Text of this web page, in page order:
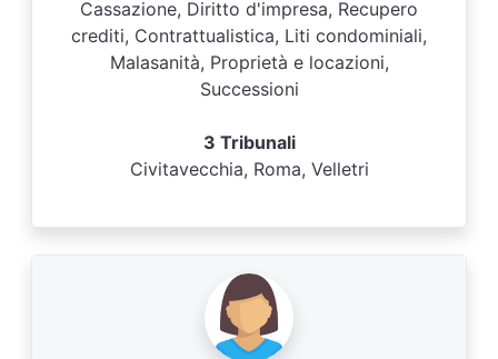
Cassazione, Diritto d'impresa, Recupero
crediti, Contrattualistica, Liti condominiali,
Malasanità, Proprietà e locazioni,
Successioni
3 Tribunali
Civitavecchia, Roma, Velletri